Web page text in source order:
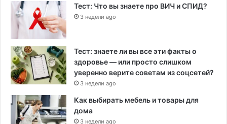
Тест: Что вы знаете про ВИЧ и СПИД?
3 недели ago
Тест: знаете ли вы все эти факты о
здоровье — или просто слишком
уверенно верите советам из соцсетей?
3 недели ago
Как выбирать мебель и товары для
дома
3 недели ago